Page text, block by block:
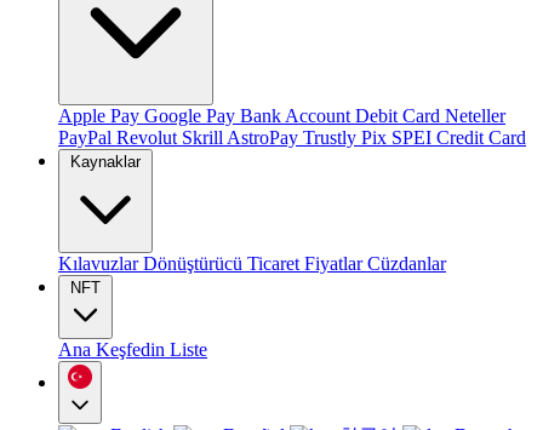
Apple Pay Google Pay Bank Account Debit Card Neteller
PayPal Revolut Skrill AstroPay Trustly Pix SPEI Credit Card
Kaynaklar
KılavuzlarDönüştürücü Ticaret FiyatlarCüzdanlar
NFT
Ana Keşfedin Liste